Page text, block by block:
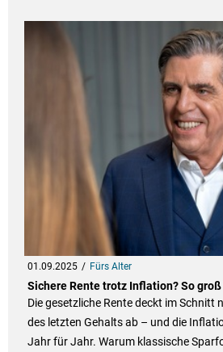
01.09.2025 Fürs Alter
Sichere Rente trotz Inflation? So
Die gesetzliche Rente deckt im Schnitt
des letzten Gehalts ab – und die
Jahr für Jahr. Warum klassische